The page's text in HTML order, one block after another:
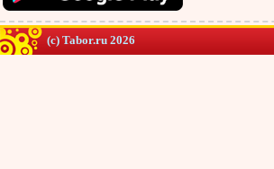
(c) Tabor.ru 2026